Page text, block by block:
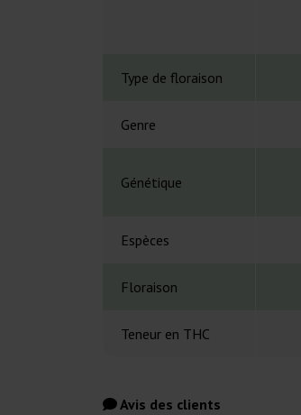
Type de floraison
Genre
Génétique
Espèces
Floraison
Teneur en THC
Avis des clients